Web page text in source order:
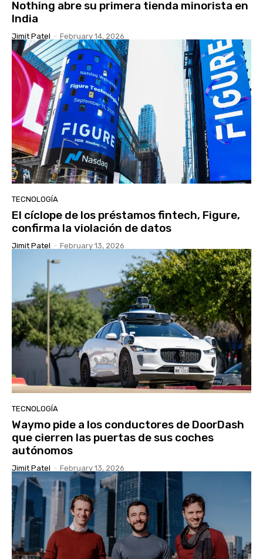
Nothing abre su primera tienda minorista en
India
Jimit Patel - February 14, 2026
TECNOLOGÍA
El cíclope de los préstamos fintech, Figure,
confirma la violación de datos
Jimit Patel - February 13, 2026
TECNOLOGÍA
Waymo pide a los conductores de DoorDash
que cierren las puertas de sus coches
autónomos
Jimit Patel - February 13, 2026